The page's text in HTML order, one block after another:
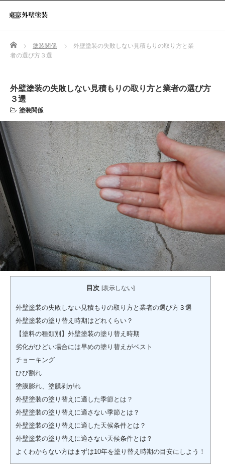
Home 塗装関係
外壁塗装の失敗しない見積もりの取り方と業
者の選び方３選
外壁塗装の失敗しない見積もりの取り方と業者の選び方
３選
塗装関係
目次 [表示しない]
外壁塗装の失敗しない見積もりの取り方と業者の選び方３選
外壁塗装の塗り替え時期はどれくらい？
【塗料の種類別】外壁塗装の塗り替え時期
劣化がひどい場合には早めの塗り替えがベスト
チョーキング
ひび割れ
塗膜膨れ、塗膜剥がれ
外壁塗装の塗り替えに適した季節とは？
外壁塗装の塗り替えに適さない季節とは？
外壁塗装の塗り替えに適した天候条件とは？
外壁塗装の塗り替えに適さない天候条件とは？
よくわからない方はまずは10年を塗り替え時期の目安にしよう！